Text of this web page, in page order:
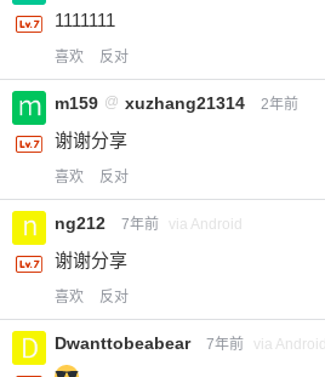
1111111
喜欢 反对
m159 @ xuzhang21314 2年前
谢谢分享
喜欢 反对
ng212 7年前 via Android
谢谢分享
喜欢 反对
Dwanttobeabear 7年前 via Android